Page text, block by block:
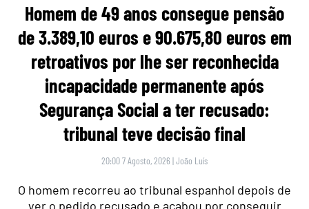
Homem de 49 anos consegue pensão
de 3.389,10 euros e 90.675,80 euros em
retroativos por lhe ser reconhecida
incapacidade permanente após
Segurança Social a ter recusado:
tribunal teve decisão final
20:00 7 Agosto, 2026 |João Luís
O homem recorreu ao tribunal espanhol depois de
ver o pedido recusado e acabou por conseguir